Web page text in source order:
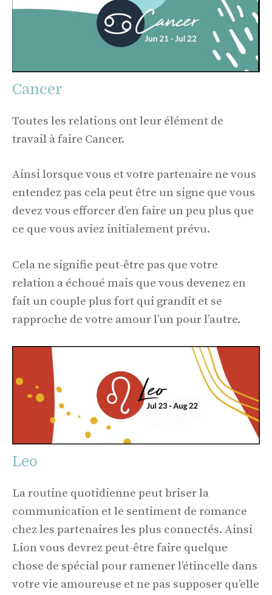
Cancer
Toutes les relations ont leur élément de
travail à faire Cancer.
Ainsi lorsque vous et votre partenaire ne vous
entendez pas cela peut être un signe que vous
devez vous efforcer d’en faire un peu plus que
ce que vous aviez initialement prévu.
Cela ne signifie peut-être pas que votre
relation a échoué mais que vous devenez en
fait un couple plus fort qui grandit et se
rapproche de votre amour l’un pour l’autre.
Leo
La routine quotidienne peut briser la
communication et le sentiment de romance
chez les partenaires les plus connectés. Ainsi
Lion vous devrez peut-être faire quelque
chose de spécial pour ramener l’étincelle dans
votre vie amoureuse et ne pas supposer qu’elle